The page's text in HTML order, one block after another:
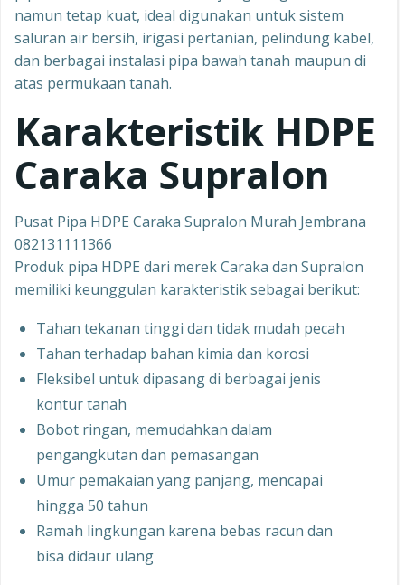
namun tetap kuat, ideal digunakan untuk sistem
saluran air bersih, irigasi pertanian, pelindung kabel,
dan berbagai instalasi pipa bawah tanah maupun di
atas permukaan tanah.
Karakteristik HDPE
Caraka Supralon
Pusat Pipa HDPE Caraka Supralon Murah Jembrana
082131111366
Produk pipa HDPE dari merek Caraka dan Supralon
memiliki keunggulan karakteristik sebagai berikut:
Tahan tekanan tinggi dan tidak mudah pecah
Tahan terhadap bahan kimia dan korosi
Fleksibel untuk dipasang di berbagai jenis
kontur tanah
Bobot ringan, memudahkan dalam
pengangkutan dan pemasangan
Umur pemakaian yang panjang, mencapai
hingga 50 tahun
Ramah lingkungan karena bebas racun dan
bisa didaur ulang